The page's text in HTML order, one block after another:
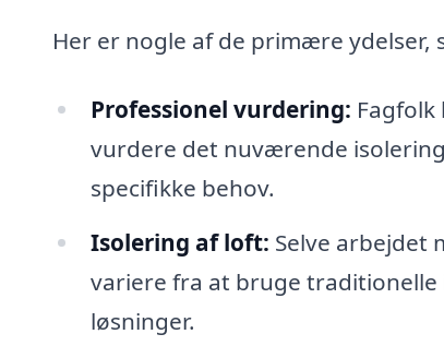
Her er nogle af de primære
Professionel vurdering:
vurdere det nuværende
specifikke behov.
Isolering af loft: Selve arbejdet
variere fra at bruge
løsninger.